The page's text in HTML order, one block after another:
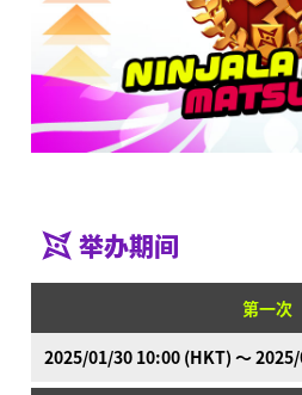
什么是Ninjala
游玩方法
忍者口香糖
场地
赛季信息
举办期间
第一次
2025/01/30 10:00 (HKT) ～